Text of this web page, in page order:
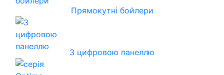
Прямокутні бойлери
З цифровою панеллю